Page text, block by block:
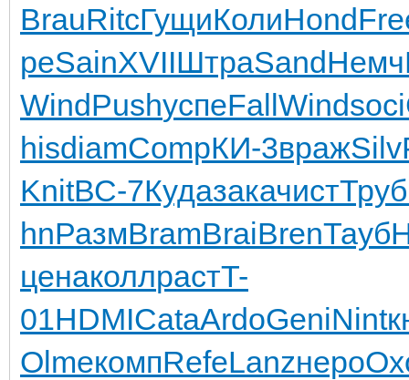
BrauRitcГущиКолиHond
реSainXVIIШтраSandНемч
WindPushуспеFallWindsoci
hisdiamCompКИ-3вражSilv
KnitВС-7КудазакачистТруб
hnРазмBramBraiBrenТауб
ценаколлрастT-
01HDMICataArdoGeniNint
OlmeкомпRefeLanzнеро